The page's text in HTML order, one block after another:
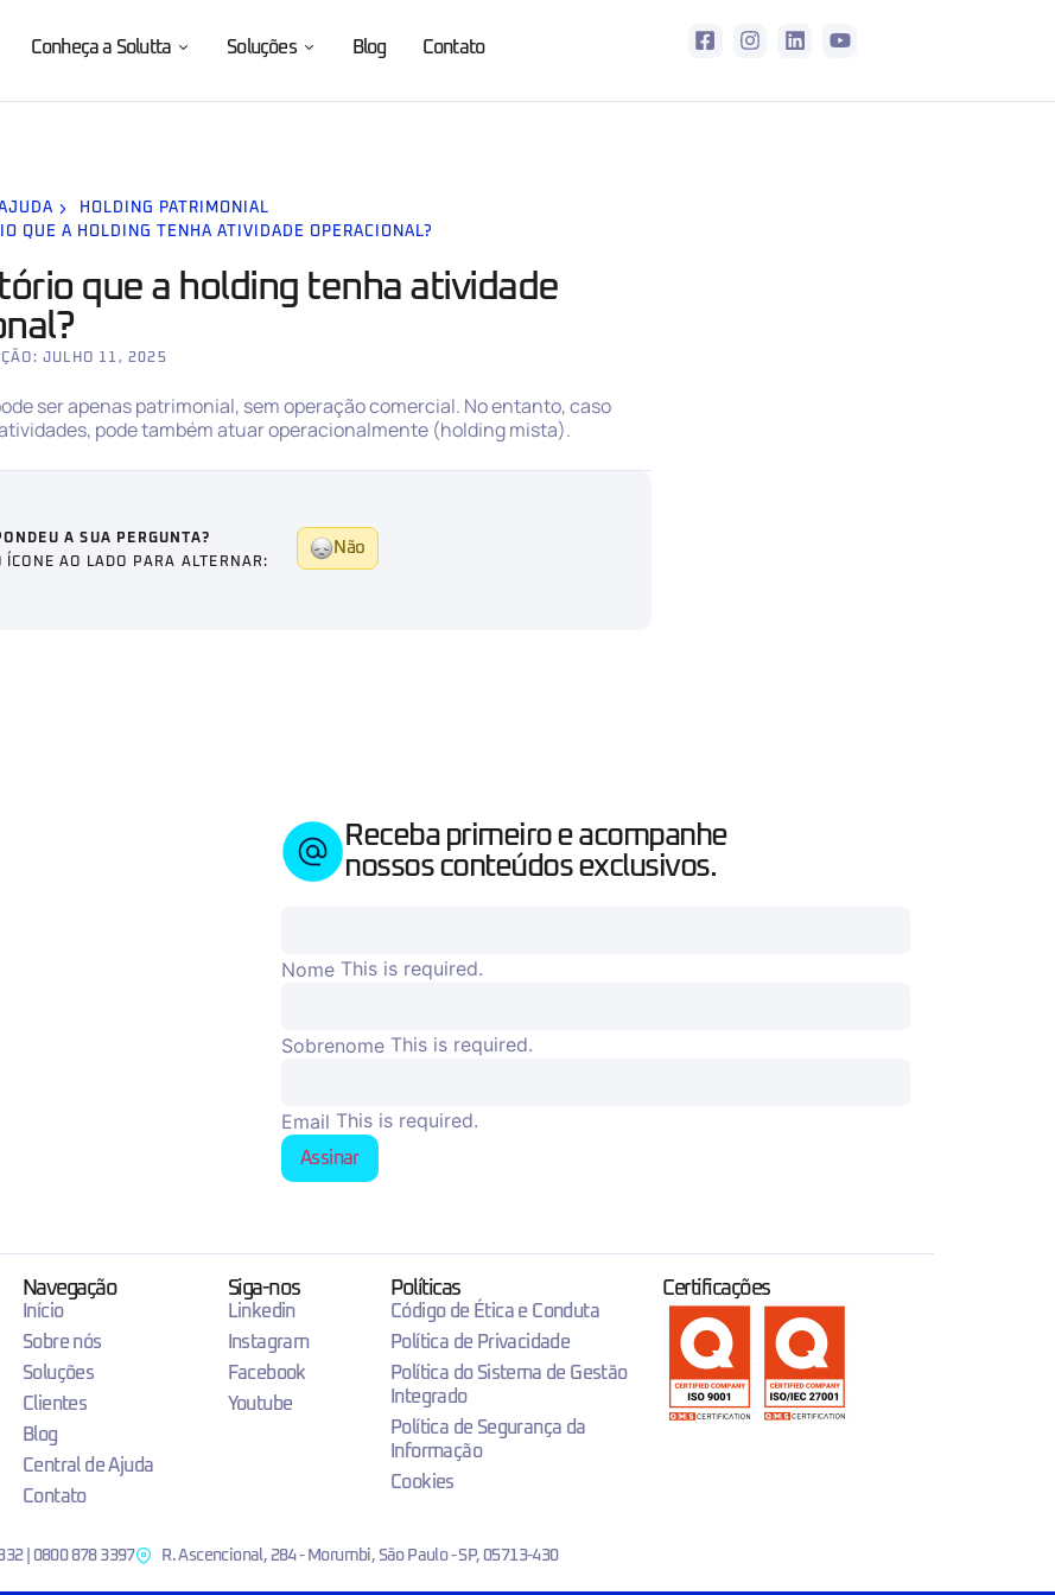
Conheça a Solutta Soluções Blog Contato
HOLDING PATRIMONIAL
QUE A HOLDING TENHA ATIVIDADE OPERACIONAL?
que a holding tenha atividade
JULHO 11, 2025
ser apenas patrimonial, sem operação comercial. No entanto, caso
pode também atuar operacionalmente (holding mista).
A SUA PERGUNTA?
ÍCONE AO LADO PARA ALTERNAR:
Não
Receba primeiro e acompanhe
nossos conteúdos exclusivos.
Nome This is required.
Sobrenome This is required.
Email This is required.
Assinar
Navegação
Início
Sobre nós
Soluções
Clientes
Blog
Central de Ajuda
Contato
Siga-nos
Linkedin
Instagram
Facebook
Youtube
Políticas
Código de Ética e Conduta
Política de Privacidade
Política do Sistema de Gestão
Integrado
Política de Segurança da
Informação
Cookies
Certificações
| 0800 878 3397 R. Ascencional, 284 - Morumbi, São Paulo - SP, 05713-430